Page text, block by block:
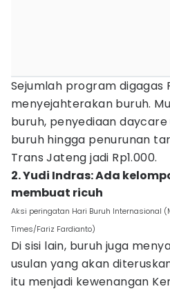
Sejumlah program
menyejahterakan buruh.
buruh, penyediaan
buruh hingga penurunan
Trans Jateng jadi Rp1.000.
2. Yudi Indras: Ada
membuat ricuh
Aksi peringatan Hari Buruh Internasional
Times/Fariz Fardianto)
Di sisi lain, buruh juga
usulan yang akan
itu menjadi kewenangan